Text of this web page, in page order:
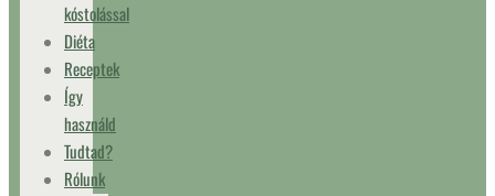
kóstolással
Diéta
Receptek
Így
használd
Tudtad?
Rólunk